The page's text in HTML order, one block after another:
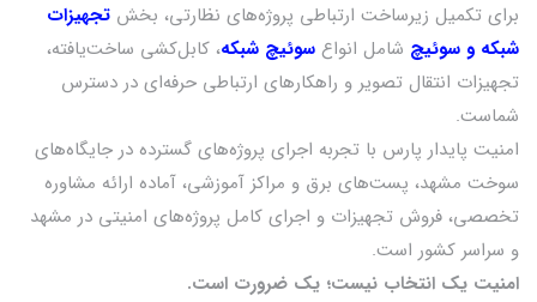
برای تکمیل زیرساخت ارتباطی پروژه‌های نظارتی، بخش تجهیزات
شبکه و سوئیچ شامل انواع سوئیچ شبکه، کابل‌کشی ساخت‌یافته،
تجهیزات انتقال تصویر و راهکارهای ارتباطی حرفه‌ای در دسترس
شماست.
امنیت پایدار پارس با تجربه اجرای پروژه‌های گسترده در جایگاه‌های
سوخت مشهد، پست‌های برق و مراکز آموزشی، آماده ارائه مشاوره
تخصصی، فروش تجهیزات و اجرای کامل پروژه‌های امنیتی در مشهد
و سراسر کشور است.
امنیت یک انتخاب نیست؛ یک ضرورت است.